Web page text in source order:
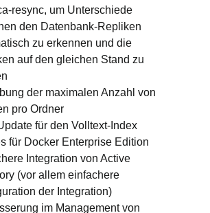
resync, um Unterschiede
den Datenbank-Repliken
zu erkennen und die
auf den gleichen Stand zu
der maximalen Anzahl von
pro Ordner
für den Volltext-Index
für Docker Enterprise Edition
Integration von Active
(vor allem einfachere
der Integration)
im Management von